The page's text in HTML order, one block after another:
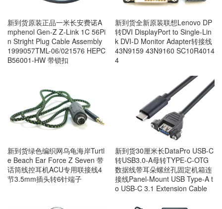
新到货原装正品一米长安费诺A
mphenol Gen-Z Z-Link 1C 56Pi
n Stright Plug Cable Assembly
1999057TML-06/021576 HEPC
B56001-HW 带锁扣
新到货全新原装联想Lenovo DP
转DVI DisplayPort to Single-Lin
k DVI-D Monitor Adapter转接线
43N9159 43N9160 SC10R4014
4
新到货绿色编织网乌龟海岸Turtl
e Beach Ear Force Z Seven 带
话筒线控耳机ACU专用联接线4
节3.5mm插头转6针端子
新到货30厘米长DataPro USB-C
转USB3.0-A母转TYPE-C-OTG
数据线带耳朵螺丝孔固定机箱连
接线Panel-Mount USB Type-A t
o USB-C 3.1 Extension Cable